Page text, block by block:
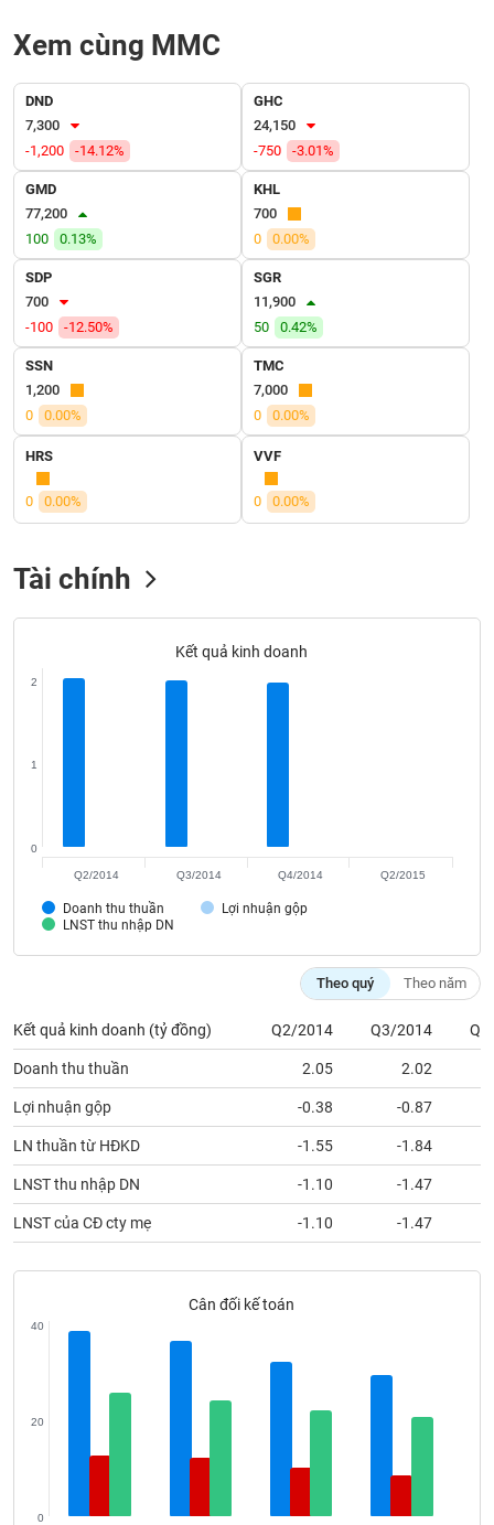
Xem cùng MMC
DND
7,300
-1,200
-14.12%
GHC
24,150
-750
-3.01%
GMD
77,200
100
0.13%
KHL
700
0
0.00%
SDP
700
-100
-12.50%
SGR
11,900
50
0.42%
SSN
1,200
0
0.00%
TMC
7,000
0
0.00%
HRS
0 0.00%
VVF
0 0.00%
Tài chính
Kết quả kinh doanh
Doanh thu thuần
Lợi nhuận gộp
LNST thu nhập DN
0
1
2
Q2/2014 Q3/2014 Q4/2014 Q2/2015
Theo quý Theo năm
Kết quả kinh doanh (tỷ đồng) Q2/2014 Q3/2014
Doanh thu thuần 2.05 2.02
Lợi nhuận gộp -0.38 -0.87
LN thuần từ HĐKD -1.55 -1.84
LNST thu nhập DN -1.10 -1.47
LNST của CĐ cty mẹ -1.10 -1.47
Cân đối kế toán
0
20
40
KHỎE
TÀI
CHÍNH
CÔNG
NGHỆ
THÔNG
TIN
DỊCH
VỤ
TRUYỀN
ÍCH
chứng
khoán
(-)
Chứng chỉ quỹ Chứng
Lãnh
đạo
(-)
Tin
tức
(-)
của
tích